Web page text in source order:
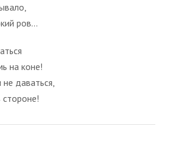
ров...
на коне!
даваться,
стороне!